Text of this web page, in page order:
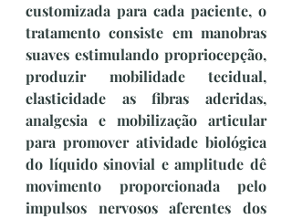
customizada para cada paciente, o
tratamento consiste em manobras
suaves estimulando propriocepção,
produzir mobilidade tecidual,
elasticidade as fibras aderidas,
analgesia e mobilização articular
para promover atividade biológica
do líquido sinovial e amplitude dê
movimento proporcionada pelo
impulsos nervosos aferentes dos